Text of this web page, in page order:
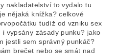
nakladatelství to vydalo tu
nějaká knížka? celkové
tudíž od vzniku sex
i vypsány zásady punku? jako
jestli sem správný punkáč?
brečet nebo se smát nad